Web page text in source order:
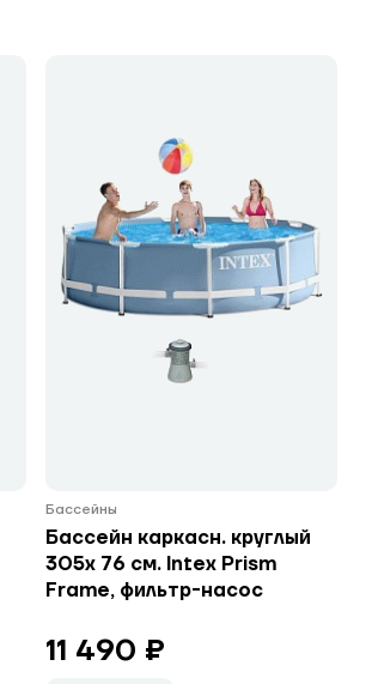
Бассейны
Бассейн каркасн. круглый
305х 76 см. Intex Prism
Frame, фильтр-насос
11 490 ₽